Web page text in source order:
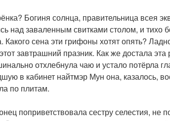
Богиня солнца, правительница всея
над заваленным свитками столом, и тихо
Какого сена эти грифоны хотят опять?
завтрашний празник. Как же достала эта
отхлебнула чаю и устало потёрла
в кабинет найтмэр Мун она, казалось,
по плитам.
поприветствовала сестру селестия, не